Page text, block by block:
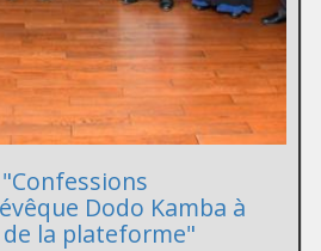
Dodo Kamba à
la plateforme"